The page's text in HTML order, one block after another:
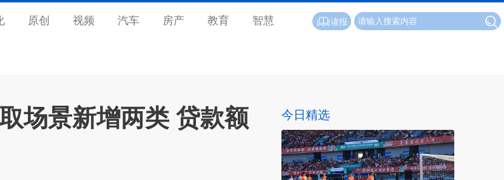
原创 视频 汽车 房产 教育 智慧 读报
场景新增两类 贷款额
今日精选